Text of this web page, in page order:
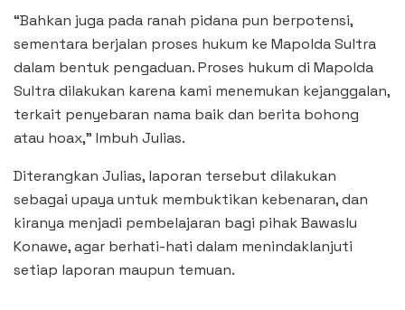
“Bahkan juga pada ranah pidana pun berpotensi,
sementara berjalan proses hukum ke Mapolda Sultra
dalam bentuk pengaduan. Proses hukum di Mapolda
Sultra dilakukan karena kami menemukan kejanggalan,
terkait penyebaran nama baik dan berita bohong
atau hoax,” Imbuh Julias.
Diterangkan Julias, laporan tersebut dilakukan
sebagai upaya untuk membuktikan kebenaran, dan
kiranya menjadi pembelajaran bagi pihak Bawaslu
Konawe, agar berhati-hati dalam menindaklanjuti
setiap laporan maupun temuan.